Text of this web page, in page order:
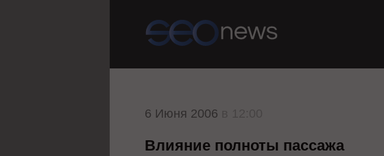
6 Июня 2006
Влияние полноты пассажа